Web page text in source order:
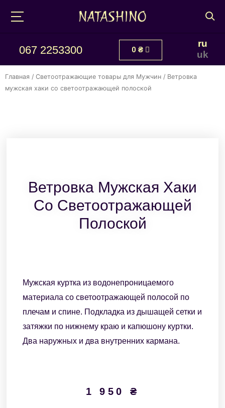
067 2253300 0 ₴
ru
uk
Главная / Светоотражающие товары для Мужчин / Ветровка
мужская хаки со светоотражающей полоской
Ветровка Мужская Хаки
Со Светоотражающей
Полоской
Мужская куртка из водонепроницаемого
материала со светоотражающей полосой по
плечам и спине. Подкладка из дышащей сетки и
затяжки по нижнему краю и капюшону куртки.
Два наружных и два внутренних кармана.
1 950 ₴